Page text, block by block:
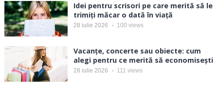
Idei pentru scrisori pe care merită să le
trimiți măcar o dată în viață
28 iulie 2026 100 views
Vacanțe, concerte sau obiecte: cum
alegi pentru ce merită să economisești
28 iulie 2026 111 views